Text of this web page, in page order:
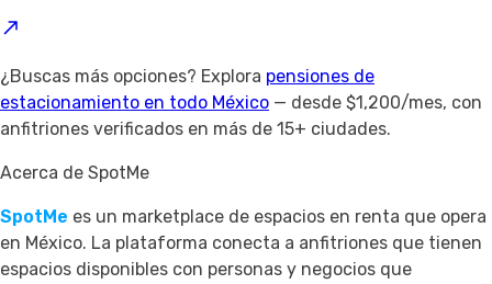
¿Buscas más opciones? Explora pensiones de
estacionamiento en todo México — desde $1,200/mes, con
anfitriones verificados en más de 15+ ciudades.
Acerca de SpotMe
SpotMe es un marketplace de espacios en renta que opera
en México. La plataforma conecta a anfitriones que tienen
espacios disponibles con personas y negocios que